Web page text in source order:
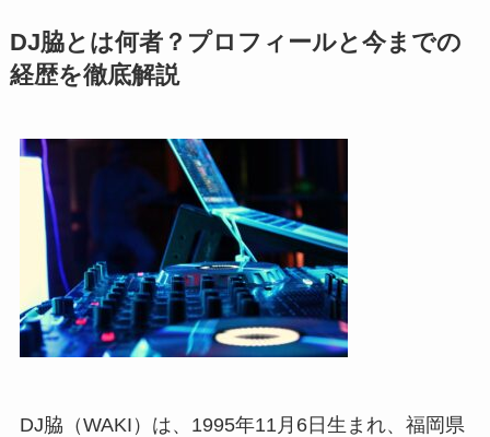
DJ脇とは何者？プロフィールと今までの
経歴を徹底解説
DJ脇（WAKI）は、1995年11月6日生まれ、福岡県